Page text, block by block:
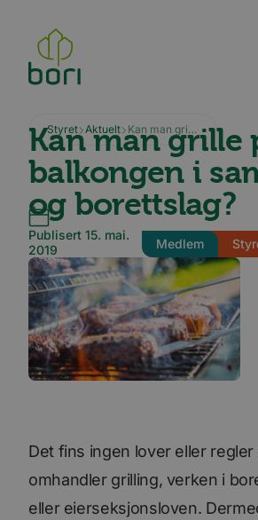
hovedinnhold
Styret Aktuelt Kan man grille på balkongen i sameier og borettslag?
Kan man grille
balkongen i
og borettslag?
Publisert 15. mai.
2019
Medlem
Det fins ingen lover eller regler
omhandler grilling, verken i
eller eierseksjonsloven.